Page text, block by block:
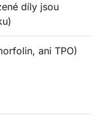
díly jsou
ani TPO)